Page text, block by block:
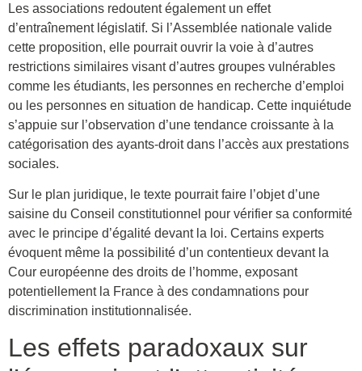
Les associations redoutent également un effet
d’entraînement législatif. Si l’Assemblée nationale valide
cette proposition, elle pourrait ouvrir la voie à d’autres
restrictions similaires visant d’autres groupes vulnérables
comme les étudiants, les personnes en recherche d’emploi
ou les personnes en situation de handicap. Cette inquiétude
s’appuie sur l’observation d’une tendance croissante à la
catégorisation des ayants-droit dans l’accès aux prestations
sociales.
Sur le plan juridique, le texte pourrait faire l’objet d’une
saisine du Conseil constitutionnel pour vérifier sa conformité
avec le principe d’égalité devant la loi. Certains experts
évoquent même la possibilité d’un contentieux devant la
Cour européenne des droits de l’homme, exposant
potentiellement la France à des condamnations pour
discrimination institutionnalisée.
Les effets paradoxaux sur